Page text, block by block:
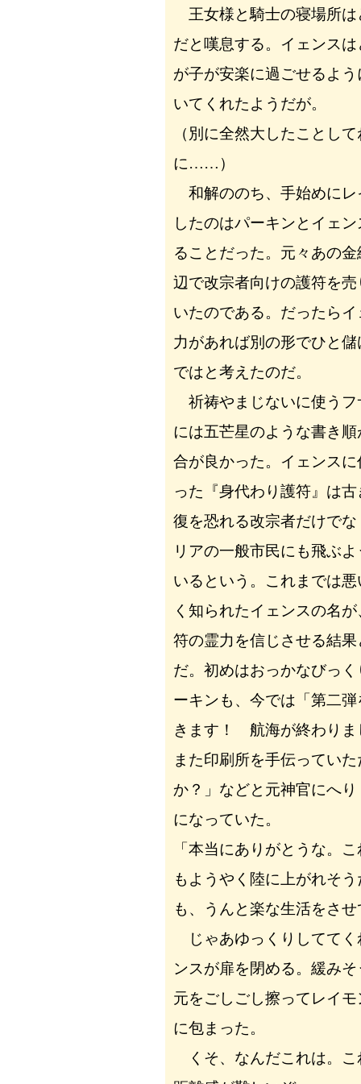
王女様と騎士の寝場所は
だと嘆息する。イェンス
が子が安楽に過ごせるよ
いてくれたようだが。
（別に全然大したことし
に……）
和解ののち、手始めにレ
したのはパーキンとイェ
ることだった。元々あの
辺で改宗者向けの護符を
いたのである。だったら
力があれば別の形でひと
ではと考えたのだ。
祈祷やまじないに使うフ
には五芒星のような書き
合が良かった。イェンス
った『身代わり護符』は
復を恐れる改宗者だけで
リアの一般市民にも飛ぶ
いるという。これまでは
く知られたイェンスの名
符の霊力を信じさせる結
だ。初めはおっかなびっ
ーキンも、今では「第二
きます！ 航海が終わりま
また印刷所を手伝ってい
か？」などと元神官にへ
になっていた。
「本当にありがとうな。
もようやく陸に上がれそ
も、うんと楽な生活をさ
じゃあゆっくりしててく
ンスが扉を閉める。緩み
元をごしごし擦ってレイ
に包まった。
くそ、なんだこれは。こ